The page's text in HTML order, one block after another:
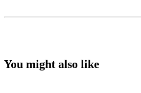
You might also like